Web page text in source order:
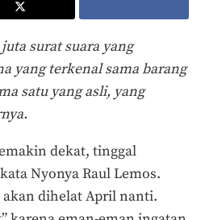
surat suara yang
yang terkenal sama barang
satu yang asli, yang
dekat, tinggal
Nyonya Raul Lemos.
dihelat April nanti.